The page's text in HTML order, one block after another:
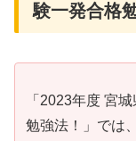
験一発合格
「2023年度 宮
勉強法！」では